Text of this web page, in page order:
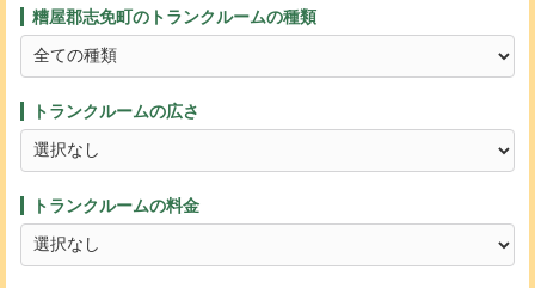
糟屋郡志免町のトランクルームの種類
トランクルームの広さ
トランクルームの料金